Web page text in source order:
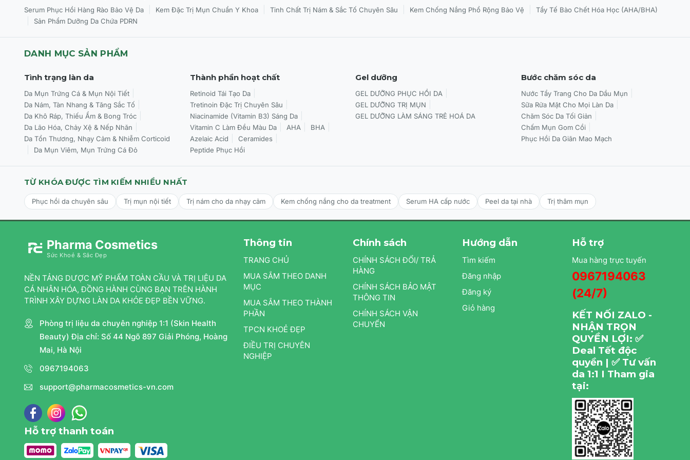
Serum Phục Hồi Hàng Rào Bảo Vệ Da Kem Đặc Trị Mụn Chuẩn Y Khoa Tinh Chất Trị Nám & Sắc Tố Chuyên Sâu Kem Chống Nắng Phổ Rộng Bảo Vệ Tẩy Tế Bào Chết Hóa Học (AHA/BHA)
Sản Phẩm Dưỡng Da Chứa PDRN
DANH MỤC SẢN PHẨM
Tình trạng làn da
Da Mụn Trứng Cá & Mụn Nội Tiết
Da Nám, Tàn Nhang & Tăng Sắc Tố
Da Khô Ráp, Thiếu Ẩm & Bong Tróc
Da Lão Hóa, Chảy Xệ & Nếp Nhăn
Da Tổn Thương, Nhạy Cảm & Nhiễm Corticoid
Da Mụn Viêm, Mụn Trứng Cá Đỏ
Thành phần hoạt chất
Retinoid Tái Tạo Da
Tretinoin Đặc Trị Chuyên Sâu
Niacinamide (Vitamin B3) Sáng Da
Vitamin C Làm Đều Màu Da
AHA
BHA
Azelaic Acid
Ceramides
Peptide Phục Hồi
Gel dưỡng
GEL DƯỠNG PHỤC HỒI DA
GEL DƯỠNG TRỊ MỤN
GEL DƯỠNG LÀM SÁNG TRẺ HOÁ DA
Bước chăm sóc da
Nước Tẩy Trang Cho Da Dầu Mụn
Sữa Rửa Mặt Cho Mọi Làn Da
Chăm Sóc Da Tối Giản
Chấm Mụn Gom Cồi
Phục Hồi Da Giãn Mao Mạch
TỪ KHÓA ĐƯỢC TÌM KIẾM NHIỀU NHẤT
Phục hồi da chuyên sâu Trị mụn nội tiết Trị nám cho da nhạy cảm Kem chống nắng cho da treatment Serum HA cấp nước Peel da tại nhà Trị thâm mụn
Pharma Cosmetics
Sức Khoẻ & Sắc Đẹp
NỀN TẢNG DƯỢC MỸ PHẨM TOÀN CẦU VÀ TRỊ LIỆU DA
CÁ NHÂN HÓA, ĐỒNG HÀNH CÙNG BẠN TRÊN HÀNH
TRÌNH XÂY DỰNG LÀN DA KHỎE ĐẸP BỀN VỮNG.
Phòng trị liệu da chuyên nghiệp 1:1 (Skin Health
Beauty) Địa chỉ: Số 44 Ngõ 897 Giải Phóng, Hoàng
Mai, Hà Nội
0967194063
support@pharmacosmetics-vn.com
Hỗ trợ thanh toán
Thông tin
TRANG CHỦ
MUA SẮM THEO DANH
MỤC
MUA SẮM THEO THÀNH
PHẦN
TPCN KHOẺ ĐẸP
ĐIỀU TRỊ CHUYÊN
NGHIỆP
Chính sách
CHÍNH SÁCH ĐỔI/ TRẢ
HÀNG
CHÍNH SÁCH BẢO MẬT
THÔNG TIN
CHÍNH SÁCH VẬN
CHUYỂN
Hướng dẫn
Tìm kiếm
Đăng nhập
Đăng ký
Giỏ hàng
Hỗ trợ
Mua hàng trực tuyến
0967194063
(24/7)
KẾT NỐI ZALO -
NHẬN TRỌN
QUYỀN LỢI: ✅
Deal Tết độc
quyền | ✅ Tư vấn
da 1:1 I Tham gia
tại: